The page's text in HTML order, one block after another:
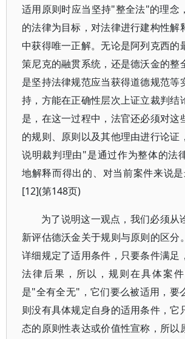
适用原则时应当坚持"整全法"的理念
的法律为目标，对法律进行建构性解
中获得唯一正解。无论是阿列克西的
策尼克的融贯系统，还是德沃金的整
是坚持法律规范应当获得道德规范等
持，方能在正确性层次上证立裁判结
是，在这一过程中，法官还必须对这
的规则、原则以及其他理由进行论证
说明裁判理由"是通过作为整体的法
地解释而得出的、对当前案件来说
[12](第148页)
为了说明这一观点，我们必须从
新评估德沃金关于规则与原则的区分
详细规定了适用条件，只要条件满足
法律后果，所以，规则在具体案
是"全有全无"，它们要么被适用，要
则没有具体规定自身的适用条件，它
态的原则性表达或价值性宣称，所以